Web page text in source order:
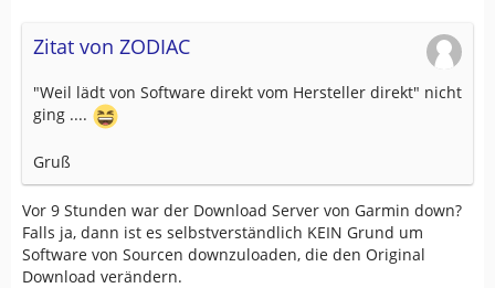
Zitat von ZODIAC
"Weil lädt von Software direkt vom Hersteller direkt" nicht
ging ....
Gruß
Vor 9 Stunden war der Download Server von Garmin down?
Falls ja, dann ist es selbstverständlich KEIN Grund um
Software von Sourcen downzuloaden, die den Original
Download verändern.